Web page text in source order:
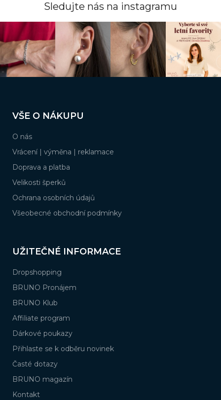
Sledujte nás na instagramu
pVŠE O NÁKUPU
O nás
Vrácení | výměna | reklamace
Doprava a platba
Velikosti šperků
Ochrana osobních údajů
Všeobecné obchodní podmínky
UŽITEČNÉ INFORMACE
Dropshopping
BRUNO Pronájem
BRUNO Klub
Affiliate program
Dárkové poukazy
Přihlaste se k odběru novinek
Časté dotazy
BRUNO magazín
Kontakt